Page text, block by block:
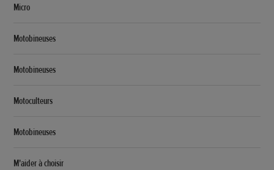
Micro
Motobineuses
Motobineuses
Motoculteurs
Motobineuses
M'aider à choisir